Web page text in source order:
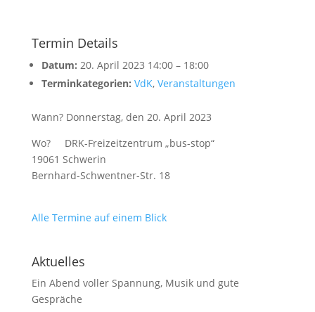
Termin Details
Datum: 20. April 2023 14:00– 18:00
Terminkategorien: VdK, Veranstaltungen
Wann? Donnerstag, den 20. April 2023
Wo? DRK-Freizeitzentrum „bus-stop“
19061 Schwerin
Bernhard-Schwentner-Str. 18
Alle Termine auf einem Blick
Aktuelles
Ein Abend voller Spannung, Musik und gute
Gespräche